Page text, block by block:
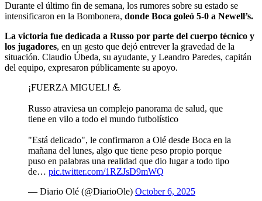
Durante el último fin de semana, los rumores sobre su estado se
intensificaron en la Bombonera, donde Boca goleó 5-0 a Newell’s.
La victoria fue dedicada a Russo por parte del cuerpo técnico y
los jugadores, en un gesto que dejó entrever la gravedad de la
situación. Claudio Úbeda, su ayudante, y Leandro Paredes, capitán
del equipo, expresaron públicamente su apoyo.
¡FUERZA MIGUEL! 💪
Russo atraviesa un complejo panorama de salud, que
tiene en vilo a todo el mundo futbolístico
"Está delicado", le confirmaron a Olé desde Boca en la
mañana del lunes, algo que tiene peso propio porque
puso en palabras una realidad que dio lugar a todo tipo
de… pic.twitter.com/1RZJsD9mWQ
— Diario Olé (@DiarioOle) October 6, 2025